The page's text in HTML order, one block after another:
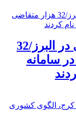
کاهش نرخ بیکاری در البرز/32
سامانه